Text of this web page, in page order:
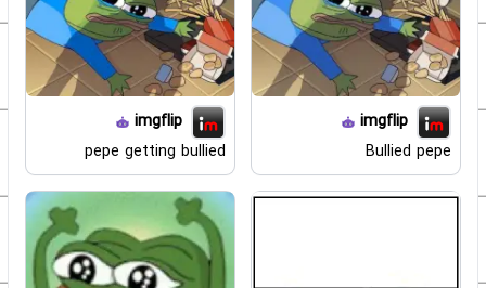
imgflip
Bullied pepe
imgflip
pepe getting bullied